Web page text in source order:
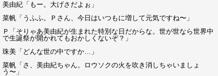
美由紀「もー。大げさだよぉ」
菜帆「うふふ。Ｐさん、今日はいつもに増して元気ですね〜」
Ｐ「そりゃあ美由紀が生まれた特別な日だからな。世が世なら世界中
で生誕祭が開かれてもおかしくないぞ？」
珠美「どんな世の中ですか…」
菜帆「さ、美由紀ちゃん。ロウソクの火を吹き消しちゃいましょ
う〜」